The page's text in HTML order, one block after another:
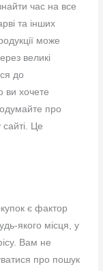
час на все
та інших
може
великі
до
ви хочете
про
сайті. Це
є фактор
якого місця, у
Вам не
про пошук